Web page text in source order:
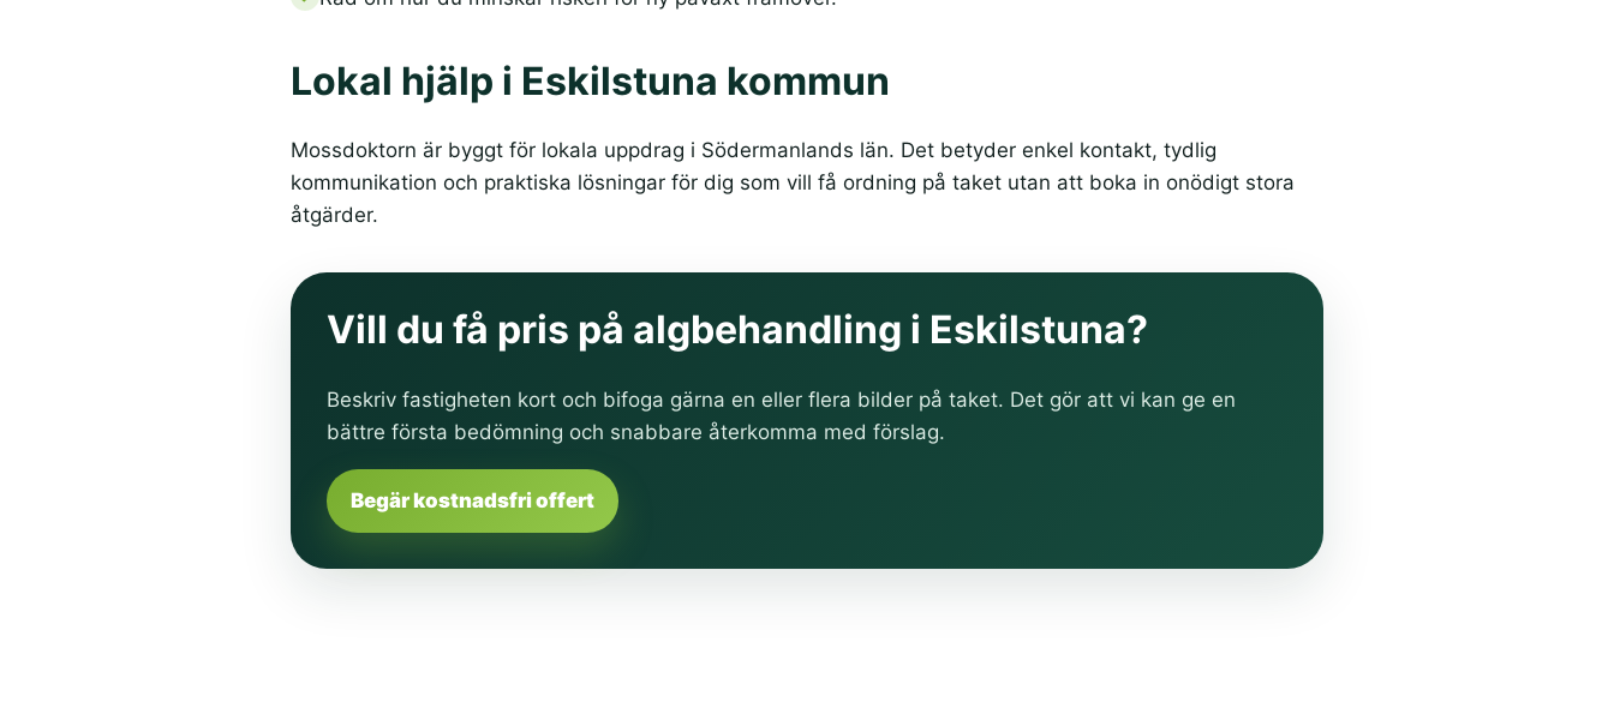
Lokal hjälp i Eskilstuna kommun
Mossdoktorn är byggt för lokala uppdrag i Södermanlands län. Det betyder enkel kontakt, tydlig
kommunikation och praktiska lösningar för dig som vill få ordning på taket utan att boka in onödigt stora
åtgärder.
Vill du få pris på algbehandling i Eskilstuna?
Beskriv fastigheten kort och bifoga gärna en eller flera bilder på taket. Det gör att vi kan ge en
bättre första bedömning och snabbare återkomma med förslag.
Begär kostnadsfri offert